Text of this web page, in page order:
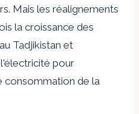
Mais les réalignements
la croissance des
Tadjikistan et
pour
consommation de la